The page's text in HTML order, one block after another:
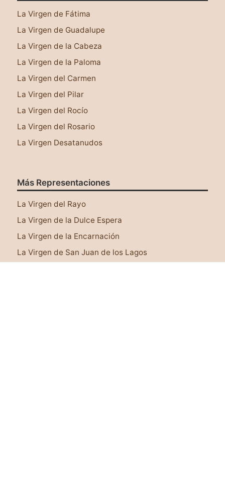
La Virgen de Fátima
La Virgen de Guadalupe
La Virgen de la Cabeza
La Virgen de la Paloma
La Virgen del Carmen
La Virgen del Pilar
La Virgen del Rocío
La Virgen del Rosario
La Virgen Desatanudos
Más Representaciones
La Virgen del Rayo
La Virgen de la Dulce Espera
La Virgen de la Encarnación
La Virgen de San Juan de los Lagos
Este sitio web utiliza cookies para asegurar que
Leer más
¡Lo tengo!